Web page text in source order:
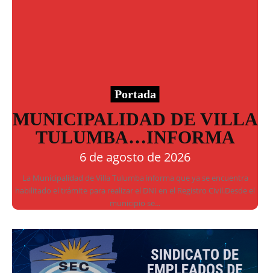
Portada
MUNICIPALIDAD DE VILLA
TULUMBA…INFORMA
6 de agosto de 2026
La Municipalidad de Villa Tulumba informa que ya se encuentra
habilitado el trámite para realizar el DNI en el Registro Civil.Desde el
municipio se...